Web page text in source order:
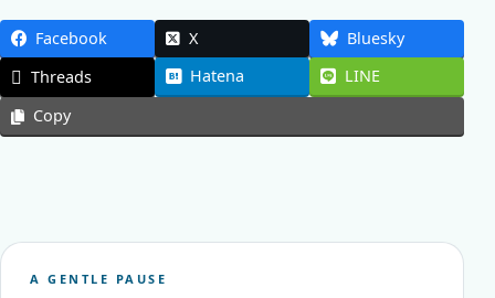
Facebook X
Bluesky
Threads
Hatena
LINE
Copy
A GENTLE PAUSE